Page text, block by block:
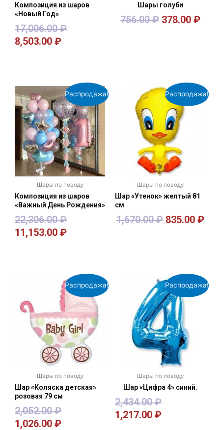
Композиция из шаров
«Новый Год»
17,006.00₽
8,503.00 ₽
Шары голуби
756.00₽ 378.00 ₽
Распродажа!
Шары по поводу
Композиция из шаров
«Важный День Рождения»
22,306.00₽
11,153.00 ₽
Распродажа!
Шары по поводу
Шар «Утенок» желтый 81
см
1,670.00₽ 835.00 ₽
Распродажа!
Шары по поводу
Шар «Коляска детская»
розовая 79 см
2,052.00₽
1,026.00 ₽
Распродажа!
Шары по поводу
Шар «Цифра 4» синий.
2,434.00₽
1,217.00 ₽